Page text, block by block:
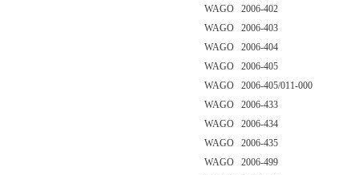
WAGO 2006-402
WAGO 2006-403
WAGO 2006-404
WAGO 2006-405
WAGO 2006-405/011-000
WAGO 2006-433
WAGO 2006-434
WAGO 2006-435
WAGO 2006-499